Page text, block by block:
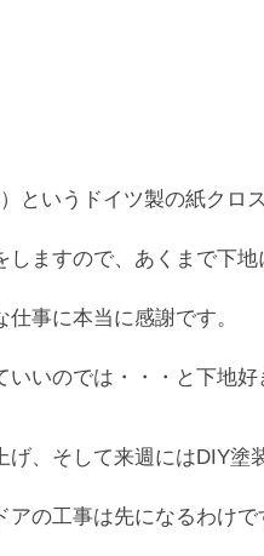
というドイツ製の紙クロス
しますので、あくまで下
事に本当に感謝です。
いいのでは・・・と下地好
、そして来週にはDIY塗
アの工事は先になるわけで